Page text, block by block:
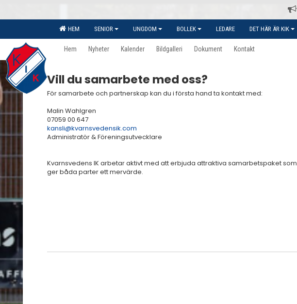
HEM SENIOR UNGDOM BOLLEK LEDARE DET HÄR ÄR KIK
Hem Nyheter Kalender Bildgalleri Dokument Kontakt
Vill du samarbete med oss?
För samarbete och partnerskap kan du i första hand ta kontakt med:
Malin Wahlgren
07059 00 647
kansli@kvarnsvedensik.com
Administratör & Föreningsutvecklare
Kvarnsvedens IK arbetar aktivt med att erbjuda attraktiva samarbetspaket som
ger båda parter ett mervärde.